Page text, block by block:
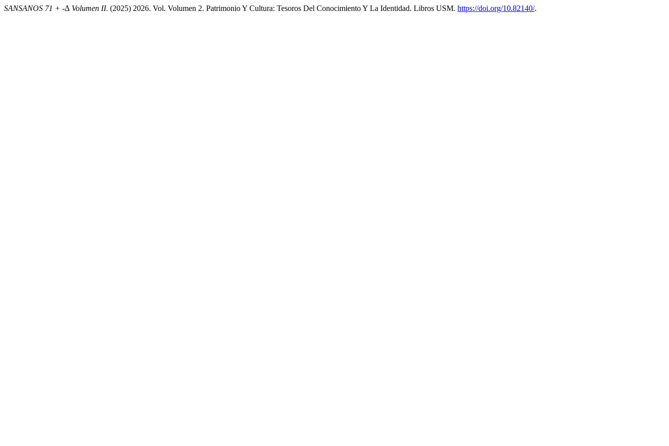
SANSANOS 71 + -∆ Volumen II. (2025) 2026. Vol. Volumen 2. Patrimonio Y Cultura: Tesoros Del Conocimiento Y La Identidad. Libros USM. https://doi.org/10.82140/.